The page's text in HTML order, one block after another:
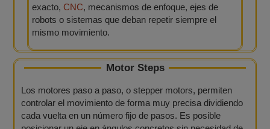
exacto, CNC, mecanismos de enfoque, ejes de
robots o sistemas que deban repetir siempre el
mismo movimiento.
Motor Steps
Los motores paso a paso, o stepper motors, permiten
controlar el movimiento de forma muy precisa dividiendo
cada vuelta en un número fijo de pasos. Es posible